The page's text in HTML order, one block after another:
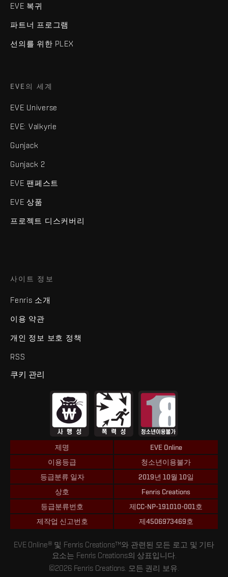
EVE 복귀
파트너 프로그램
선의를 위한 PLEX
EVE의 세계
EVE Universe
EVE: Valkyrie
Gunjack
Gunjack 2
EVE 팬페스트
EVE 상품
프로젝트 디스커버리
사이트 정보
Fenris 소개
이용 약관
개인 정보 보호 정책
RSS
쿠키 관리
제명
EVE Online
이용등급
청소년이용불가
등급분류 일자
2019년 10월 10일
상호
Fenris Creations
등급분류번호
제CC-NP-191010-001호
제작업 신고번호
제4506973469호
EVE Online® 및 Fenris Creations™와 관련된 모든 로고 및 기타
요소는 Fenris Creations의 상표입니다.
©2026 Fenris Creations. 모든 권리 보유.